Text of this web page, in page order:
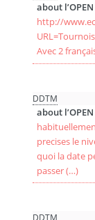
about
http://
Avec 2
DDTM
about
precises le
quoi la date peut
passer (…)